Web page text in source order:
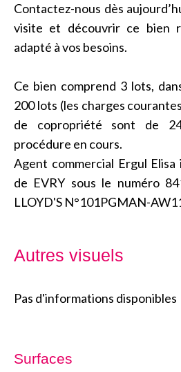
Contactez-nous dès
visite et découvrir ce bien
adapté à vos besoins.
Ce bien comprend 3 lots,
200 lots (les charges
de copropriété sont de
procédure en cours.
Agent commercial Ergul Elisa
de EVRY sous le numéro
LLOYD'S N°101PGMAN-
Autres visuels
Pas d'informations disponibles
Surfaces